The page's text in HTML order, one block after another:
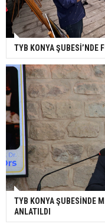
TYB KONYA ŞUBESİ’NDE
TYB KONYA ŞUBESİNDE
ANLATILDI